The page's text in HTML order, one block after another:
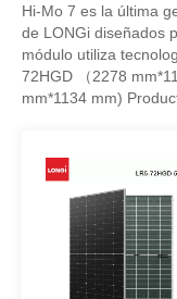
Hi-Mo 7 es la última
de LONGi diseñados
módulo utiliza
72HGD （2278
mm*1134 mm)